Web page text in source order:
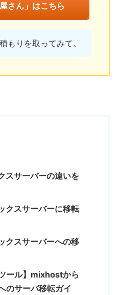
さん」はこちら
もりを取ってみて。
スサーバーの違いを
クスサーバーに移転
クスサーバーへの移
ール】mixhostから
のサーバ移転ガイ